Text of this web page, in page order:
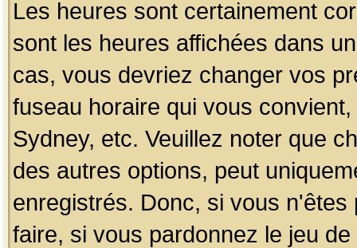
Les heures sont certainement
sont les heures affichées dans
cas, vous devriez changer vos
fuseau horaire qui vous
Sydney, etc. Veuillez noter que
des autres options, peut
enregistrés. Donc, si vous
faire, si vous pardonnez le jeu